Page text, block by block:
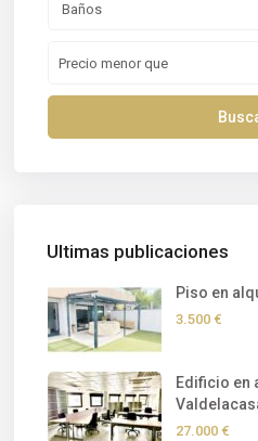
Baños
Ultimas publicaciones
Piso en
3.500 €
Edificio en
27.000 €